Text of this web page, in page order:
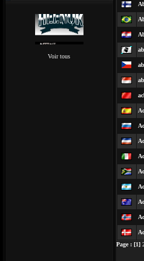
Voir tous
Page : [1]